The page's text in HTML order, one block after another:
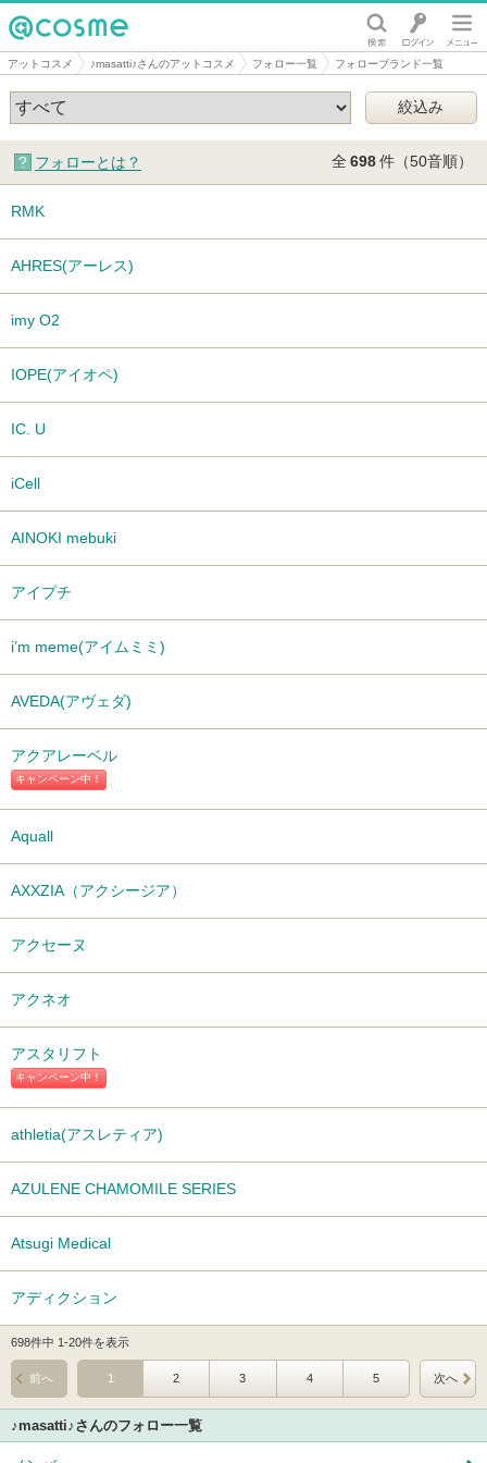
@cosme
アットコスメ ♪masatti♪さんのアットコスメ フォロー一覧 フォローブランド一覧
フォローとは？ 全 698件（50音順）
RMK
AHRES(アーレス)
imy O2
IOPE(アイオペ)
IC. U
iCell
AINOKI mebuki
アイプチ
i’m meme(アイムミミ)
AVEDA(アヴェダ)
キャンペーン中！
アクアレーベル
Aquall
AXXZIA（アクシージア）
アクセーヌ
アクネオ
キャンペーン中！
アスタリフト
athletia(アスレティア)
AZULENE CHAMOMILE SERIES
Atsugi Medical
アディクション
698件中 1-20件を表示
1 2 3 4 5
前へ 次へ
♪masatti♪さんのフォロー一覧